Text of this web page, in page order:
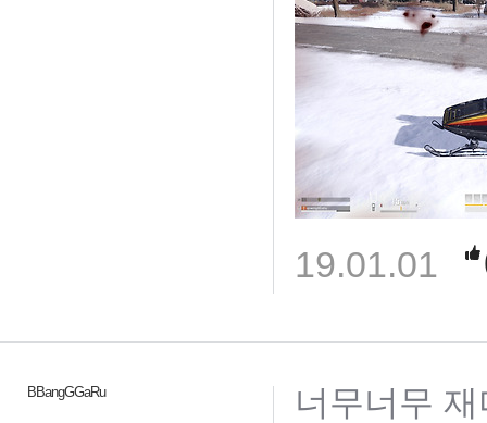
19.01.01
BBangGGaRu
너무너무